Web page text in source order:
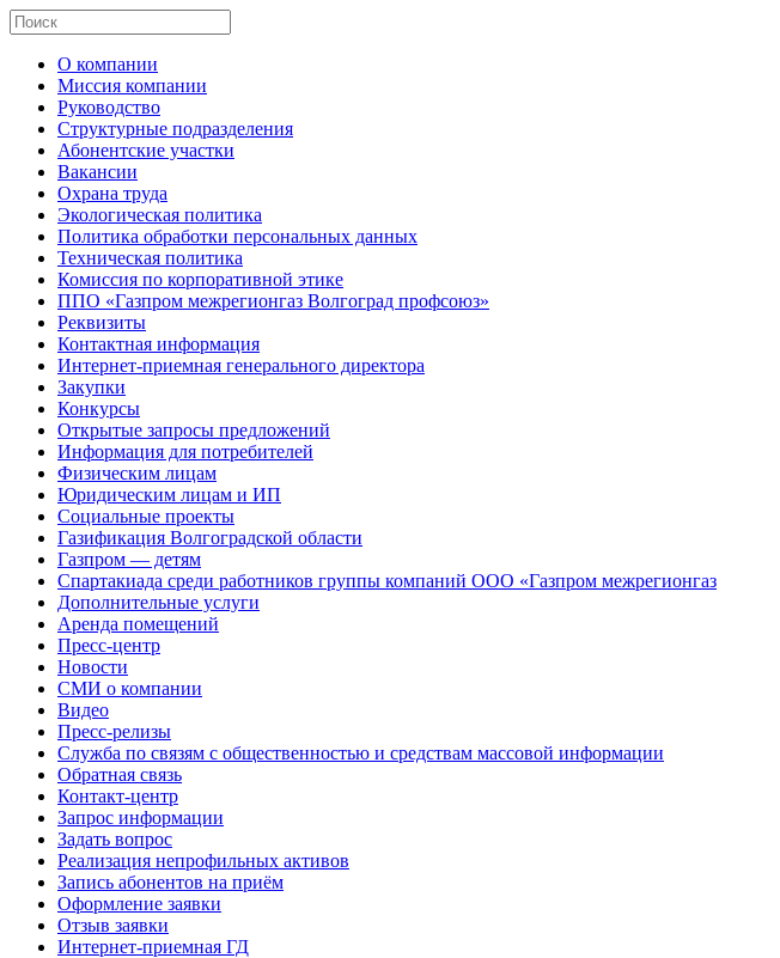
О компании
Миссия компании
Руководство
Структурные подразделения
Абонентские участки
Вакансии
Охрана труда
Экологическая политика
Политика обработки персональных данных
Техническая политика
Комиссия по корпоративной этике
ППО «Газпром межрегионгаз Волгоград профсоюз»
Реквизиты
Контактная информация
Интернет-приемная генерального директора
Закупки
Конкурсы
Открытые запросы предложений
Информация для потребителей
Физическим лицам
Юридическим лицам и ИП
Социальные проекты
Газификация Волгоградской области
Газпром — детям
Спартакиада среди работников группы компаний ООО «Газпром межрегионгаз
Дополнительные услуги
Аренда помещений
Пресс-центр
Новости
СМИ о компании
Видео
Пресс-релизы
Служба по связям с общественностью и средствам массовой информации
Обратная связь
Контакт-центр
Запрос информации
Задать вопрос
Реализация непрофильных активов
Запись абонентов на приём
Оформление заявки
Отзыв заявки
Интернет-приемная ГД